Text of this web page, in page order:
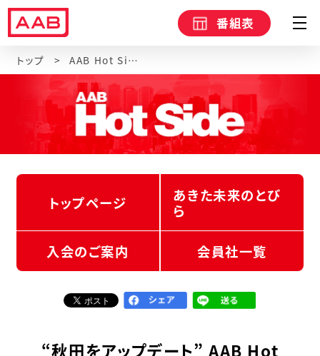
番組表
トップ AAB Hot Side
トップページ
あきた未来のとび
ら
入会のご案内 会員社一覧
“秋田をアップデート” AAB Hot